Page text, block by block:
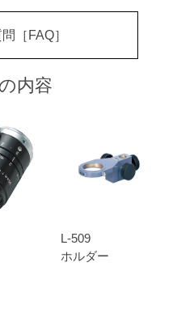
［FAQ］
内容
L-509
ホルダー